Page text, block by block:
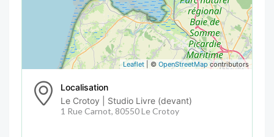
Leaflet | © OpenStreetMapcontributors
Localisation
Le Crotoy | Studio Livre (devant)
1 Rue Carnot, 80550 Le Crotoy